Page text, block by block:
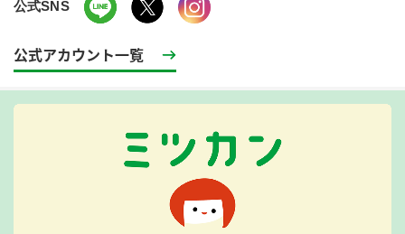
公式SNS
公式アカウント一覧